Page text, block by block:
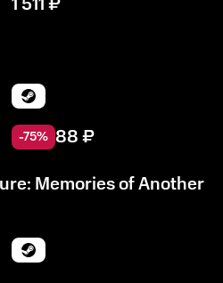
-75% 88₽
Memories of Another